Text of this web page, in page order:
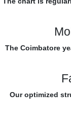
The Coimbatore
Our optimized